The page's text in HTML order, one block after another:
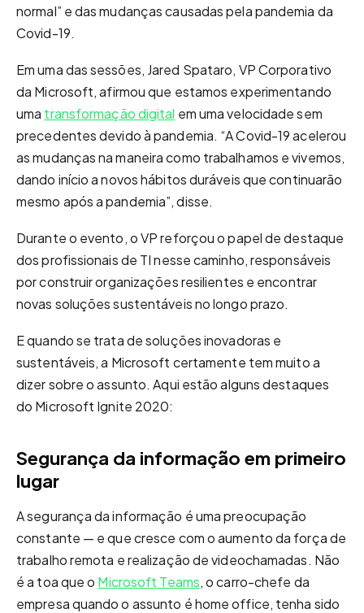
normal” e das mudanças causadas pela pandemia da
Covid-19.
Em uma das sessões, Jared Spataro, VP Corporativo
da Microsoft, afirmou que estamos experimentando
uma transformação digital em uma velocidade sem
precedentes devido à pandemia. “A Covid-19 acelerou
as mudanças na maneira como trabalhamos e vivemos,
dando início a novos hábitos duráveis ​​que continuarão
mesmo após a pandemia”, disse.
Durante o evento, o VP reforçou o papel de destaque
dos profissionais de TI nesse caminho, responsáveis
por construir organizações resilientes e encontrar
novas soluções sustentáveis no longo prazo.
E quando se trata de soluções inovadoras e
sustentáveis, a Microsoft certamente tem muito a
dizer sobre o assunto. Aqui estão alguns destaques
do Microsoft Ignite 2020:
Segurança da informação em primeiro
lugar
A segurança da informação é uma preocupação
constante — e que cresce com o aumento da força de
trabalho remota e realização de videochamadas. Não
é a toa que o Microsoft Teams, o carro-chefe da
empresa quando o assunto é home office, tenha sido